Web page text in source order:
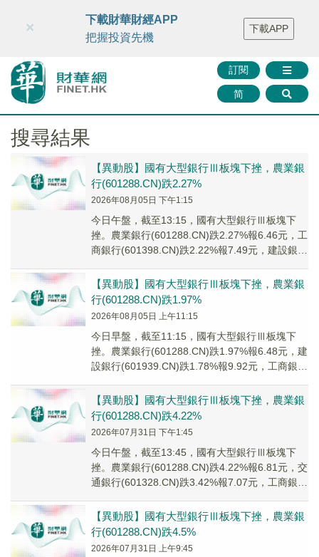
財華智庫網 FINTV FINMETA 財華證券 媒體矩陣
智庫沙龍
聯絡我們
訂閱
简
×
下載財華財經APP
把握投資先機
下載APP
搜尋結果
【異動股】國有大型銀行Ⅲ板塊下挫，農業銀
行(601288.CN)跌2.27%
2026年08月05日 下午1:15
今日午盤，截至13:15，國有大型銀行Ⅲ板塊下
挫。農業銀行(601288.CN)跌2.27%報6.46元，工
商銀行(601398.CN)跌2.22%報7.49元，建設銀行
【異動股】國有大型銀行Ⅲ板塊下挫，農業銀
行(601288.CN)跌1.97%
2026年08月05日 上午11:15
今日早盤，截至11:15，國有大型銀行Ⅲ板塊下
挫。農業銀行(601288.CN)跌1.97%報6.48元，建
設銀行(601939.CN)跌1.78%報9.92元，工商銀行
【異動股】國有大型銀行Ⅲ板塊下挫，農業銀
行(601288.CN)跌4.22%
2026年07月31日 下午1:45
今日午盤，截至13:45，國有大型銀行Ⅲ板塊下
挫。農業銀行(601288.CN)跌4.22%報6.81元，交
通銀行(601328.CN)跌3.42%報7.07元，工商銀行
【異動股】國有大型銀行Ⅲ板塊下挫，農業銀
行(601288.CN)跌4.5%
2026年07月31日 上午9:45